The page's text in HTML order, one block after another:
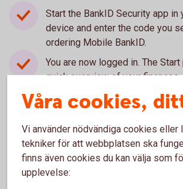
Start the BankID Security app in
device and enter the code you
ordering Mobile BankID.
You are now logged in. The
quick overview of your finances.
invoices.
Questions and answers
Våra cookies,
Vi använder nödvändiga cookies eller
tekniker för att webbplatsen ska
finns även cookies du kan välja som
upplevelse: